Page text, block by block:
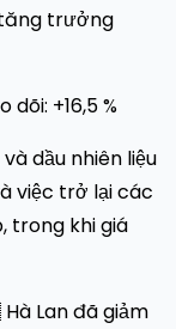
trưởng
+16,5 %
dầu nhiên liệu
việc trở lại các
trong khi giá
Lan đã giảm